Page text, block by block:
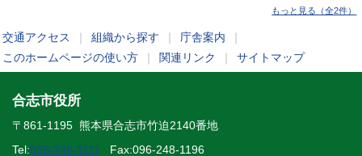
もっと見る（全2件）
交通アクセス 組織から探す 庁舎案内
このホームページの使い方
関連リンク サイトマップ
合志市役所
〒861-1195 熊本県合志市竹迫2140番地
Tel:096-248-1111 Fax:096-248-1196